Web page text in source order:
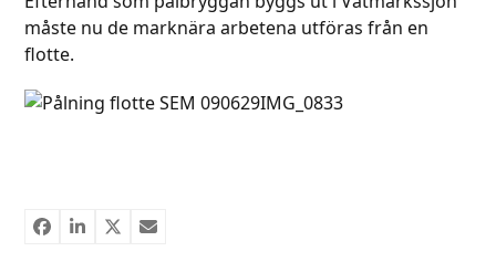
måste nu de marknära arbetena utföras från en
flotte.